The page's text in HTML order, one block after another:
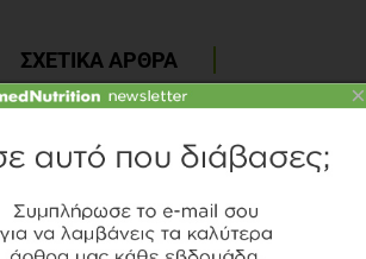
ΣΧΕΤΙΚΑ ΑΡΘΡΑ
τρόφιμα είναι τόσο νόστιμα;
την Παγκόσμια Ημέρα Διατροφής 2007
×